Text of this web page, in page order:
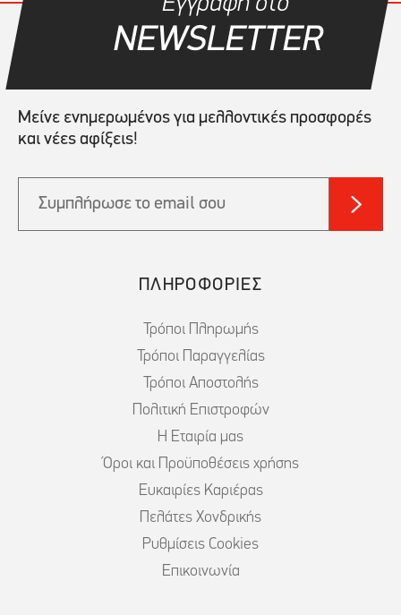
NEWSLETTER
Μείνε ενημερωμένος για μελλοντικές προσφορές
και νέες αφίξεις!
ΠΛΗΡΟΦΟΡΙΕΣ
Τρόποι Πληρωμής
Τρόποι Παραγγελίας
Τρόποι Αποστολής
Πολιτική Επιστροφών
Η Εταιρία μας
Όροι και Προϋποθέσεις χρήσης
Ευκαιρίες Καριέρας
Πελάτες Χονδρικής
Ρυθμίσεις Cookies
Επικοινωνία